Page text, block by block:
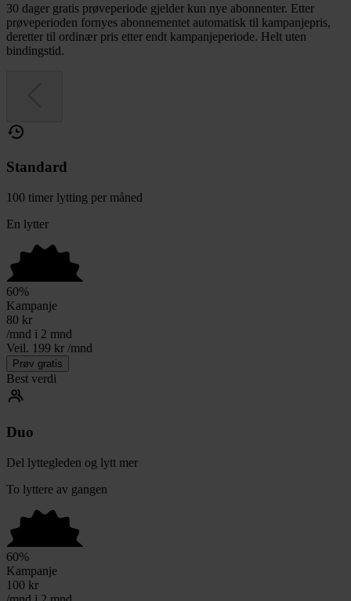
30 dager gratis prøveperiode gjelder kun nye abonnenter. Etter
prøveperioden fornyes abonnementet automatisk til kampanjepris,
deretter til ordinær pris etter endt kampanjeperiode. Helt uten
bindingstid.
Standard
100 timer lytting per måned
En lytter
60%
Kampanje
80 kr
/mnd i 2 mnd
Veil. 199 kr /mnd
Prøv gratis
Best verdi
Duo
Del lyttegleden og lytt mer
To lyttere av gangen
60%
Kampanje
100 kr